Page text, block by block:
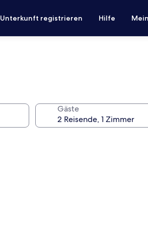
Unterkunft registrieren Hilfe
Gäste